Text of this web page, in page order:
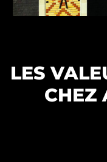
LES
CHEZ